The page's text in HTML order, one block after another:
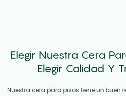
Elegir Nuestra Cera
Elegir Calidad Y
Nuestra cera para pisos tiene un buen